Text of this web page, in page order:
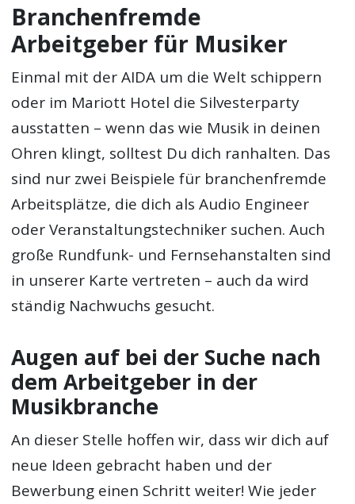
Branchenfremde
Arbeitgeber für Musiker
Einmal mit der AIDA um die Welt schippern
oder im Mariott Hotel die Silvesterparty
ausstatten – wenn das wie Musik in deinen
Ohren klingt, solltest Du dich ranhalten. Das
sind nur zwei Beispiele für branchenfremde
Arbeitsplätze, die dich als Audio Engineer
oder Veranstaltungstechniker suchen. Auch
große Rundfunk- und Fernsehanstalten sind
in unserer Karte vertreten – auch da wird
ständig Nachwuchs gesucht.
Augen auf bei der Suche nach
dem Arbeitgeber in der
Musikbranche
An dieser Stelle hoffen wir, dass wir dich auf
neue Ideen gebracht haben und der
Bewerbung einen Schritt weiter! Wie jeder